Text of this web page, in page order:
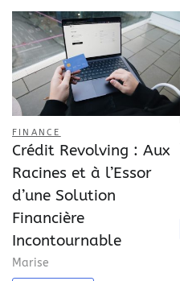
FINANCE
Crédit Revolving : Aux
Racines et à l’Essor
d’une Solution
Financière
Incontournable
Marise